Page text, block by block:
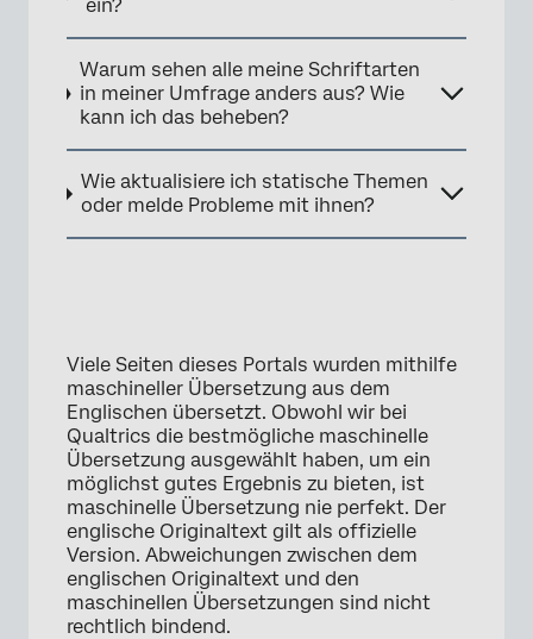
ein?
Warum sehen alle meine Schriftarten
in meiner Umfrage anders aus? Wie
kann ich das beheben?
Wie aktualisiere ich statische Themen
oder melde Probleme mit ihnen?
Viele Seiten dieses Portals wurden mithilfe
maschineller Übersetzung aus dem
Englischen übersetzt. Obwohl wir bei
Qualtrics die bestmögliche maschinelle
Übersetzung ausgewählt haben, um ein
möglichst gutes Ergebnis zu bieten, ist
maschinelle Übersetzung nie perfekt. Der
englische Originaltext gilt als offizielle
Version. Abweichungen zwischen dem
englischen Originaltext und den
maschinellen Übersetzungen sind nicht
rechtlich bindend.